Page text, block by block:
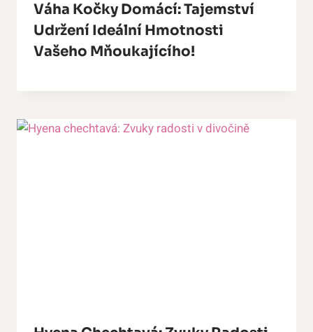
Váha Kočky Domácí: Tajemství
Udržení Ideální Hmotnosti
Vašeho Mňoukajícího!